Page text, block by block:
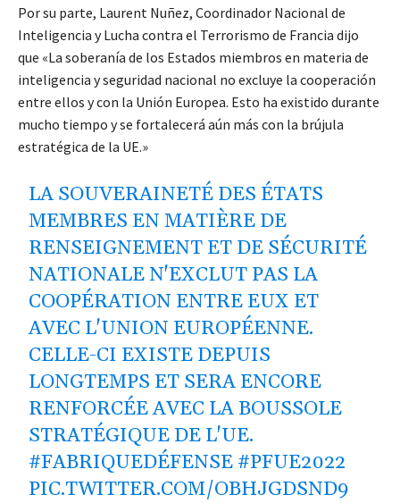
Por su parte, Laurent Nuñez, Coordinador Nacional de
Inteligencia y Lucha contra el Terrorismo de Francia dijo
que «La soberanía de los Estados miembros en materia de
inteligencia y seguridad nacional no excluye la cooperación
entre ellos y con la Unión Europea. Esto ha existido durante
mucho tiempo y se fortalecerá aún más con la brújula
estratégica de la UE.»
LA SOUVERAINETÉ DES ÉTATS
MEMBRES EN MATIÈRE DE
RENSEIGNEMENT ET DE SÉCURITÉ
NATIONALE N'EXCLUT PAS LA
COOPÉRATION ENTRE EUX ET
AVEC L'UNION EUROPÉENNE.
CELLE-CI EXISTE DEPUIS
LONGTEMPS ET SERA ENCORE
RENFORCÉE AVEC LA BOUSSOLE
STRATÉGIQUE DE L'UE.
#FABRIQUEDÉFENSE #PFUE2022
PIC.TWITTER.COM/OBHJGDSND9